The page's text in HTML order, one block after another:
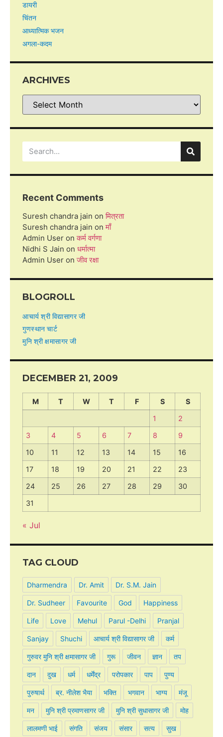
डायरी
चिंतन
आध्यात्मिक भजन
अगला-कदम
ARCHIVES
Recent Comments
Suresh chandra jain onमित्रता
Suresh chandra jain onमाँ
Admin User onकर्म वर्गणा
Nidhi S Jain on धर्मात्मा
Admin User onजीव रक्षा
BLOGROLL
आचार्य श्री विद्यासागर जी
गुणस्थान चार्ट
मुनि श्री क्षमासागर जी
DECEMBER 21, 2009
M T W T F S
S
1
2
3
4 5 6 7 8
9
10
11 12 13 14 15
16
17
18 19 20 21 22
23
24
25 26 27 28 29
30
31
« Jul
TAG CLOUD
Dharmendra Dr. Amit Dr. S.M. Jain
Dr. Sudheer Favourite God Happiness
Life Love Mehul Parul -Delhi Pranjal
Sanjay Shuchi आचार्य श्री विद्यासागर जी कर्म
गुरुवर मुनि श्री क्षमासागर जी गुरू जीवन ज्ञान तप
दान दुख धर्म धर्मेंद्र परोपकार पाप पुण्य
पुरुषार्थ ब्र. नीलेश भैया भक्ति भगवान भाग्य मंजू
मन मुनि श्री प्रमाणसागर जी मुनि श्री सुधासागर जी मोह
लालमणी भाई संगति संजय संसार सत्य सुख